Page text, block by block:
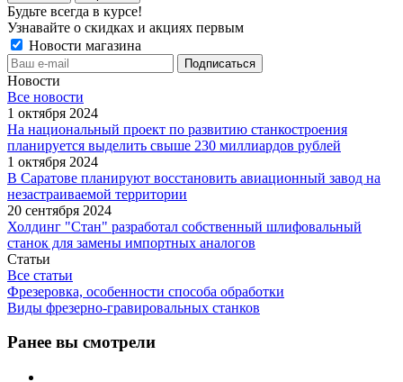
Будьте всегда в курсе!
Узнавайте о скидках и акциях первым
Новости магазина
Новости
Все новости
1 октября 2024
На национальный проект по развитию станкостроения
планируется выделить свыше 230 миллиардов рублей
1 октября 2024
В Саратове планируют восстановить авиационный завод на
незастраиваемой территории
20 сентября 2024
Холдинг "Стан" разработал собственный шлифовальный
станок для замены импортных аналогов
Статьи
Все статьи
Фрезеровка, особенности способа обработки
Виды фрезерно-гравировальных станков
Ранее вы смотрели